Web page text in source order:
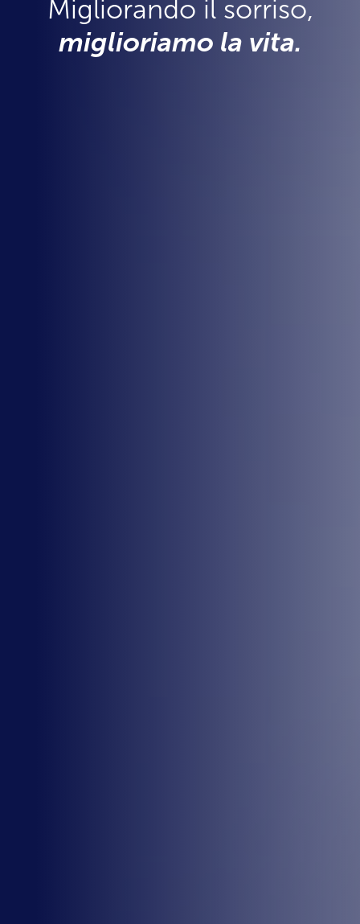
Migliorando il sorriso,
miglioriamo la vita.